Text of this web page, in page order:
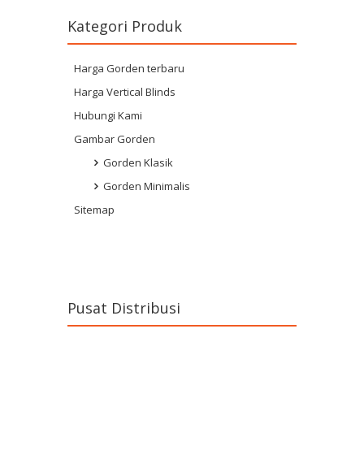
Kategori Produk
Harga Gorden terbaru
Harga Vertical Blinds
Hubungi Kami
Gambar Gorden
Gorden Klasik
Gorden Minimalis
Sitemap
Pusat Distribusi